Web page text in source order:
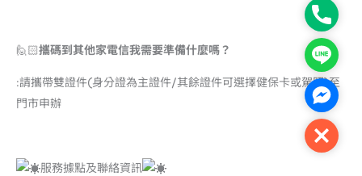
🙋🏻攜碼到其他家電信我需要準備什麼嗎？
:請攜帶雙證件(身分證為主證件/其餘證件可選擇健保卡或駕照)至
門市申辦
服務據點及聯絡資訊
Phone
Line
Close